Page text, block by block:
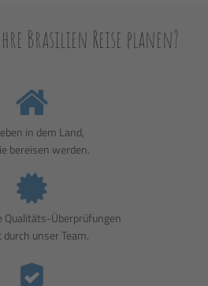
Brasilien Reise planen?
in dem Land,
bereisen werden.
Qualitäts-Überprüfungen
unser Team.